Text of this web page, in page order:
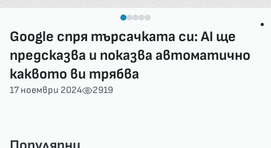
Google спря търсачката си: AI ще
предсказва и показва автоматично
каквото ви трябва
17 ноември 2024 2919